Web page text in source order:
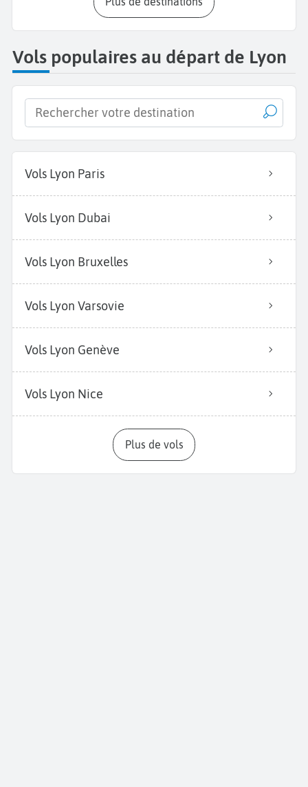
Vols populaires au départ de Lyon
Vols Lyon Paris
Vols Lyon Dubai
Vols Lyon Bruxelles
Vols Lyon Varsovie
Vols Lyon Genève
Vols Lyon Nice
Plus de vols